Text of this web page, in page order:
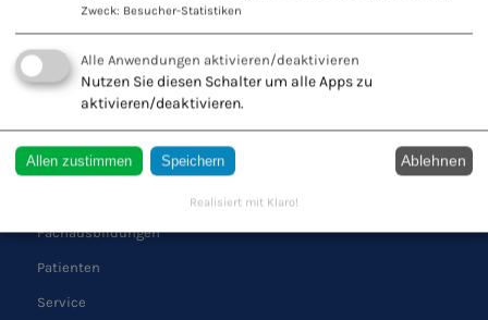
Fax: 0203 553328
QUICK LINKS
Schule
Fachausbildungen
Patienten
Service
Zweck: Besucher-Statistiken
Alle Anwendungen aktivieren/deaktivieren
Nutzen Sie diesen Schalter um alle Apps zu
aktivieren/deaktivieren.
Allen zustimmen Speichern Ablehnen
Realisiert mit Klaro!